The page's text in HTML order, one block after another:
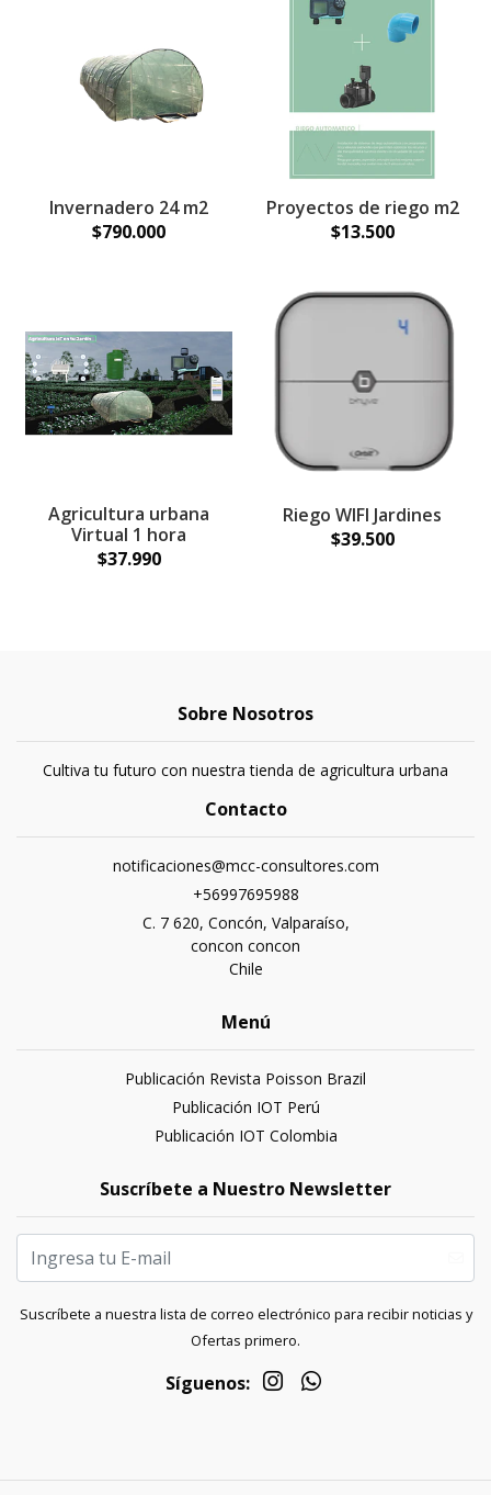
Invernadero 24 m2
$790.000
Proyectos de riego m2
$13.500
Agricultura urbana
Virtual 1 hora
$37.990
Riego WIFI Jardines
$39.500
Sobre Nosotros
Cultiva tu futuro con nuestra tienda de agricultura urbana
Contacto
notificaciones@mcc-consultores.com
+56997695988
C. 7 620, Concón, Valparaíso,
concon concon
Chile
Menú
Publicación Revista Poisson Brazil
Publicación IOT Perú
Publicación IOT Colombia
Suscríbete a Nuestro Newsletter
Suscríbete a nuestra lista de correo electrónico para recibir noticias y
Ofertas primero.
Síguenos: